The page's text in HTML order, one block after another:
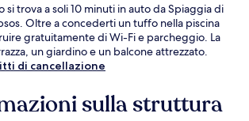
trova a soli 10 minuti in auto da Spiaggia di
Oltre a concederti un tuffo nella piscina
gratuitamente di Wi-Fi e parcheggio. La
un giardino e un balcone attrezzato.
di cancellazione
sulla struttura